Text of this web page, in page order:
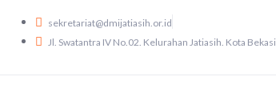
sekretariat@dmijatiasih.or.id
Jl. Swatantra IV No.02. Kelurahan Jatiasih. Kota Bekasi